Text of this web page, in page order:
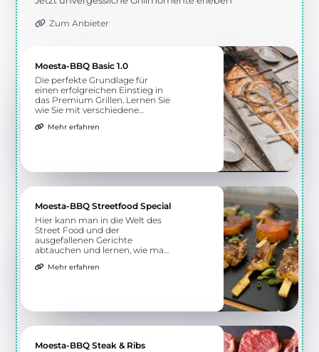
Zum Anbieter
Moesta-BBQ Basic 1.0
Die perfekte Grundlage für
einen erfolgreichen Einstieg in
das Premium Grillen. Lernen Sie
wie Sie mit verschiedene
auf dem Grill zubereiten.
Mehr erfahren
Moesta-BBQ Streetfood Special
Hier kann man in die Welt des
Street Food und der
ausgefallenen Gerichte
abtauchen und lernen, wie man
nationale Küche wird hier
Mehr erfahren
Moesta-BBQ Steak & Ribs